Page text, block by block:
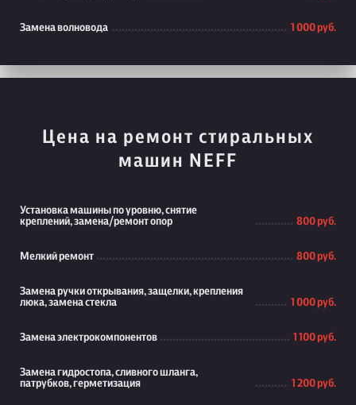
Замена волновода 1 000 руб.
Цена на ремонт стиральных
машин NEFF
Установка машины по уровню, снятие
креплений, замена/ремонт опор
800 руб.
Мелкий ремонт 800 руб.
Замена ручки открывания, защелки, крепления
люка, замена стекла
1 000 руб.
Замена электрокомпонентов 1 100 руб.
Замена гидростопа, сливного шланга,
патрубков, герметизация
1 200 руб.